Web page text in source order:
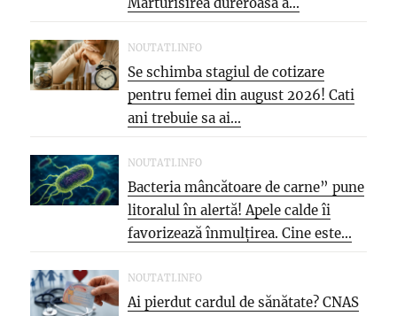
Mărturisirea dureroasă a...
NOUTATI.INFO
Se schimba stagiul de cotizare
pentru femei din august 2026! Cati
ani trebuie sa ai...
NOUTATI.INFO
Bacteria mâncătoare de carne” pune
litoralul în alertă! Apele calde îi
favorizează înmulțirea. Cine este...
NOUTATI.INFO
Ai pierdut cardul de sănătate? CNAS